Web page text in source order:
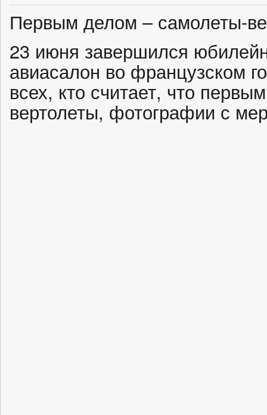
Первым делом – самолеты-
23 июня завершился
авиасалон во французском
всех, кто считает, что
вертолеты, фотографии с